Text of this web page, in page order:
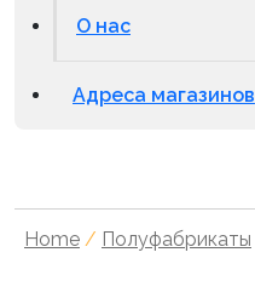
О нас
Адреса магазинов
Home / Полуфабрикаты